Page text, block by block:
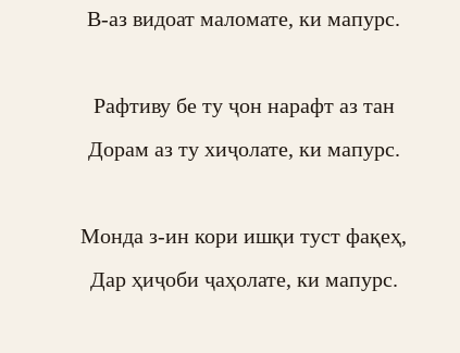
В-аз видоат маломате, ки мапурс.
Рафтиву бе ту ҷон нарафт аз тан
Дорам аз ту хиҷолате, ки мапурс.
Монда з-ин кори ишқи туст фақеҳ,
Дар ҳиҷоби ҷаҳолате, ки мапурс.